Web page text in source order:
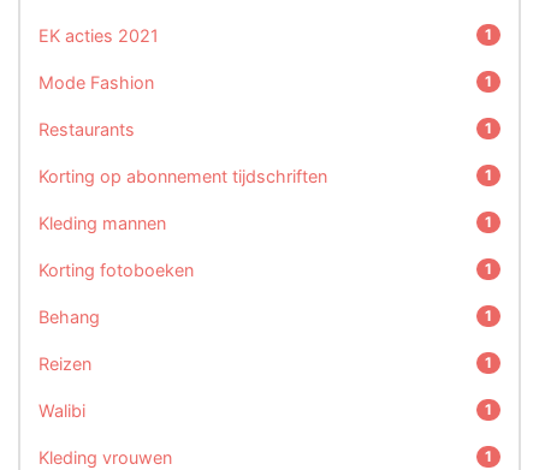
EK acties 2021 1
Mode Fashion 1
Restaurants 1
Korting op abonnement tijdschriften 1
Kleding mannen 1
Korting fotoboeken 1
Behang 1
Reizen 1
Walibi 1
Kleding vrouwen 1